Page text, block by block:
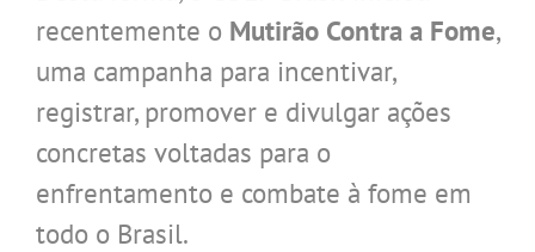
recentemente o Mutirão Contra a Fome,
uma campanha para incentivar,
registrar, promover e divulgar ações
concretas voltadas para o
enfrentamento e combate à fome em
todo o Brasil.